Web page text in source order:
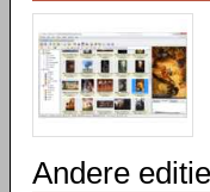
Andere